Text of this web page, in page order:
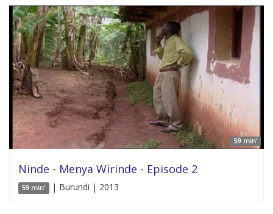
59 min'
Ninde - Menya Wirinde - Episode 2
59 min' | Burundi | 2013